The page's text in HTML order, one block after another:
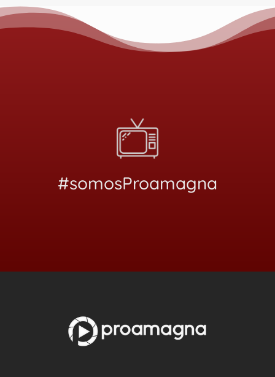
#somosProamagna